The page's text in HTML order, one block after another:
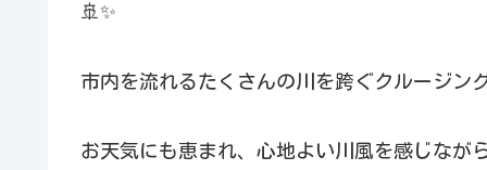
🚢✨
市内を流れるたくさんの川を跨ぐクルージン
お天気にも恵まれ、心地よい川風を感じなが